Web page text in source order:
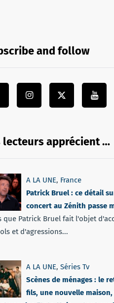
and follow
lecteurs apprécient …
A LA UNE, France
Patrick Bruel : ce détail
concert au Zénith passe
que Patrick Bruel fait l'objet
et d'agressions...
A LA UNE, Séries Tv
Scènes de ménages : le
fils, une nouvelle maison,